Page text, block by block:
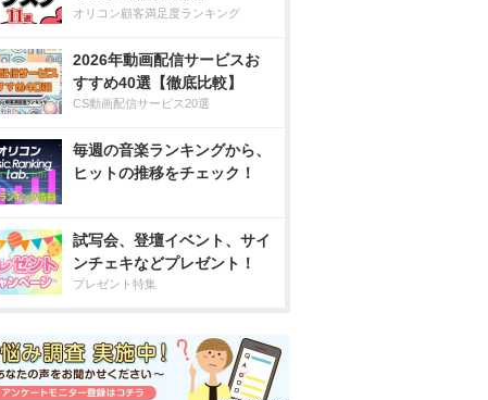
オリコン顧客満足度ランキング
2026年動画配信サービスお
すすめ40選【徹底比較】
CS動画配信サービス20選
毎週の音楽ランキングから、
ヒットの推移をチェック！
試写会、登壇イベント、サイ
ンチェキなどプレゼント！
プレゼント特集